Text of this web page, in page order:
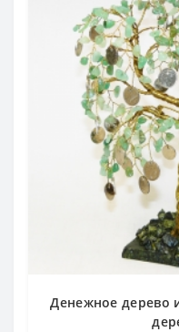
Денежное дерево